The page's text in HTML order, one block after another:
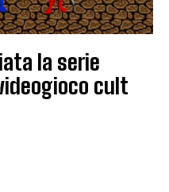
la serie
cult